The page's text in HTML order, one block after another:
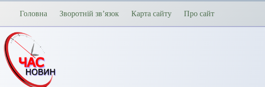
Перейти
Головна Зворотній зв’язок Карта сайту Про сайт